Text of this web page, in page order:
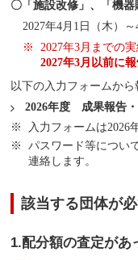
〇「施設改修」、「機器
2027年4月1日（木）
2027年3月までの
2027年3月以前に
以下の入力フォームから
2026年度 成果報告・
入力フォームは2026
パスワード等につい
連絡します。
該当する団体が
1.配分額の査定があ